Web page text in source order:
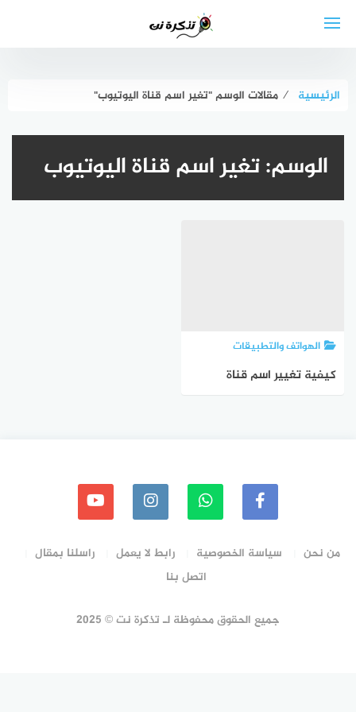
الرئيسية ⁄ مقالات الوسم "تغير اسم قناة اليوتيوب"
الوسم:تغير اسم قناة اليوتيوب
الهواتف والتطبيقات
كيفية تغيير اسم قناة
من نحن سياسة الخصوصية رابط لا يعمل
راسلنا بمقال
اتصل بنا
جميع الحقوق محفوظة لـ تذكرة نت © 2025